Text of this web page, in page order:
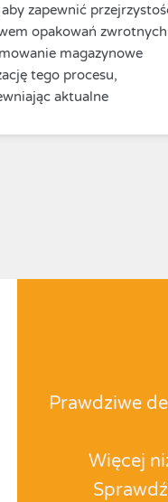
zapewnić
opakowań zwrotnych.
magazynowe
tego procesu,
aktualne
Prawdziwe
Więcej